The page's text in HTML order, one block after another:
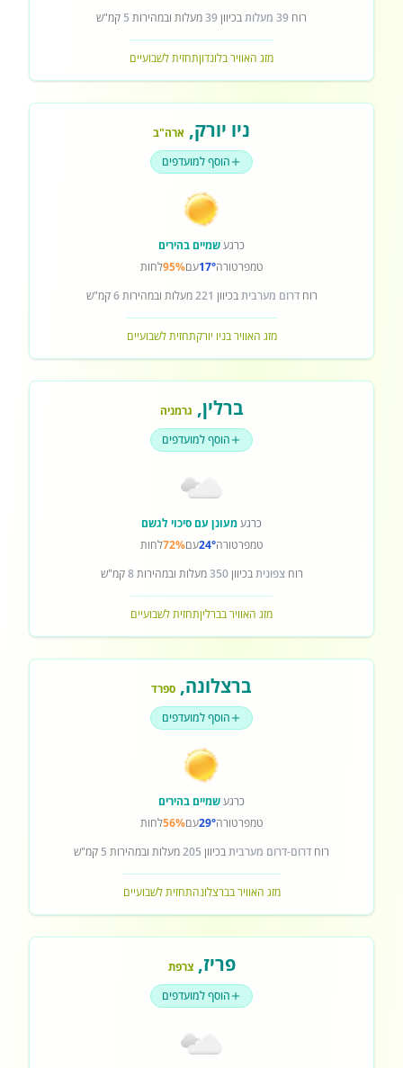
רוח 39 מעלות בכיוון39מעלות ובמהירות 5 קמ"ש
מזג האוויר בלונדוןתחזית לשבועיים
ניו יורק, ארה"ב
הוסף למועדפים
כרגעשמיים בהירים
טמפרטורה17°עם95%לחות
רוחדרום מערביתבכיוון 221מעלות ובמהירות6קמ"ש
מזג האוויר בניו יורקתחזית לשבועיים
ברלין, גרמניה
הוסף למועדפים
כרגעמעונן עם סיכוי לגשם
טמפרטורה24°עם72%לחות
רוחצפוניתבכיוון350מעלות ובמהירות8קמ"ש
מזג האוויר בברליןתחזית לשבועיים
ברצלונה, ספרד
הוסף למועדפים
כרגעשמיים בהירים
טמפרטורה29°עם56%לחות
רוח דרום-דרום מערביתבכיוון 205מעלות ובמהירות 5 קמ"ש
מזג האוויר בברצלונהתחזית לשבועיים
פריז,צרפת
הוסף למועדפים